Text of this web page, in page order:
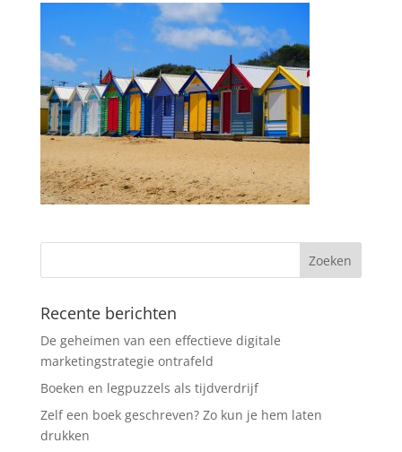
Recente berichten
De geheimen van een effectieve digitale
marketingstrategie ontrafeld
Boeken en legpuzzels als tijdverdrijf
Zelf een boek geschreven? Zo kun je hem laten
drukken